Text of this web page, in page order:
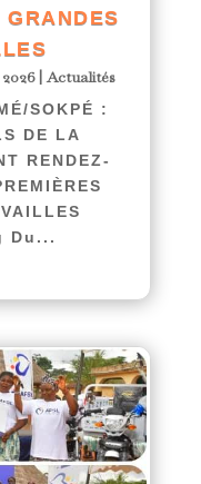
GRANDES
|Actualités
SOKPÉ :
DE LA
RENDEZ-
Du...